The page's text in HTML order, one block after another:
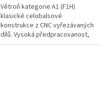
Větroň kategorie A1 (F1H)
klasické celobalsové
konstrukce z CNC vyřezávaných
dílů. Vysoká předpracovanost,
snadná stavba, výborné letové